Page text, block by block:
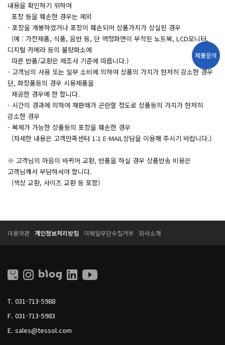
내용을 확인하기 위하여
포장 등을 훼손한 경우는 제외
- 포장을 개봉하였거나 포장이 훼손되어 상품가치가 상실된 경우
(예 : 가전제품, 식품, 음반 등, 단 액정화면이 부착된 노트북, LCD모니터,
디지털 카메라 등의 불량화소에
따른 반품/교환은 제조사 기준에 따릅니다.)
- 고객님의 사용 또는 일부 소비에 의하여 상품의 가치가 현저히 감소한 경우
단, 화장품등의 경우 시용제품을
제공한 경우에 한 합니다.
- 시간의 경과에 의하여 재판매가 곤란할 정도로 상품등의 가치가 현저히
감소한 경우
- 복제가 가능한 상품등의 포장을 훼손한 경우
(자세한 내용은 고객만족센터 1:1 E-MAIL상담을 이용해 주시기 바랍니다.)
※ 고객님의 마음이 바뀌어 교환, 반품을 하실 경우 상품반송 비용은
고객님께서 부담하셔야 합니다.
(색상 교환, 사이즈 교환 등 포함)
T. 031-713-5988
F. 031-713-5983
E. sales@tessol.com
이용약관 개인정보처리방침 이메일무단수집거부 회사소개
제품문의